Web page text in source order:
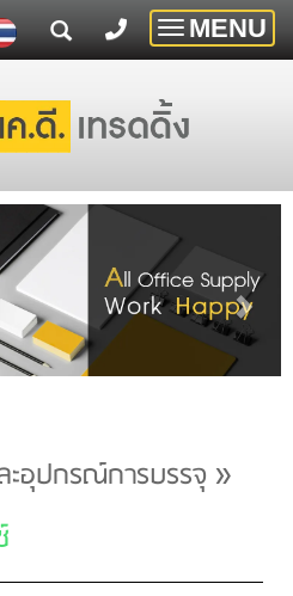
Toggle
MENU
ะอุปกรณ์การบรรจุ »